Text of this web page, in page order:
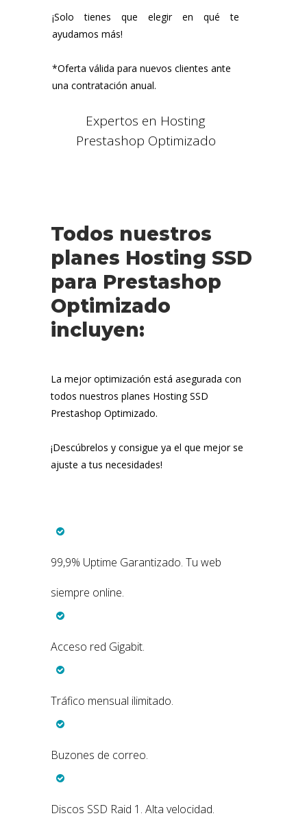
¡Solo tienes que elegir en qué te
ayudamos más!
*Oferta válida para nuevos clientes ante
una contratación anual.
Expertos en Hosting
Prestashop Optimizado
Todos nuestros
planes Hosting SSD
para Prestashop
Optimizado
incluyen:
La mejor optimización está asegurada con
todos nuestros planes Hosting SSD
Prestashop Optimizado.
¡Descúbrelos y consigue ya el que mejor se
ajuste a tus necesidades!
99,9% Uptime Garantizado. Tu web
siempre online.
Acceso red Gigabit.
Tráfico mensual ilimitado.
Buzones de correo.
Discos SSD Raid 1. Alta velocidad.